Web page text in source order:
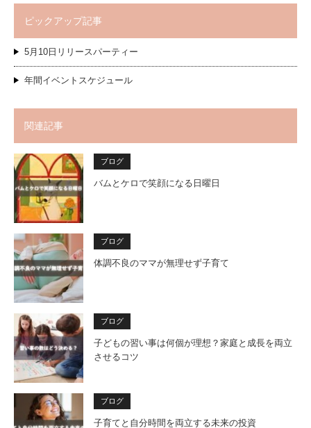
ピックアップ記事
5月10日リリースパーティー
年間イベントスケジュール
関連記事
ブログ
バムとケロで笑顔になる日曜日
ブログ
体調不良のママが無理せず子育て
ブログ
子どもの習い事は何個が理想？家庭と成長を両立
させるコツ
ブログ
子育てと自分時間を両立する未来の投資